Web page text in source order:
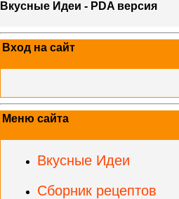
Вкусные Идеи - PDA версия
Вход на сайт
Меню сайта
Вкусные Идеи
Сборник рецептов